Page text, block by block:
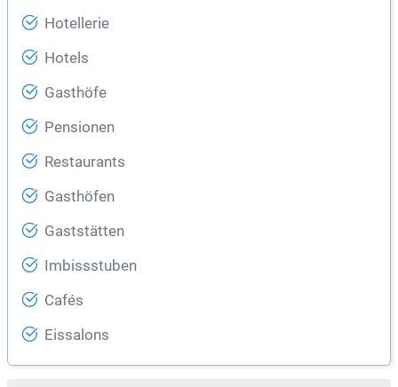
Hotellerie
Hotels
Gasthöfe
Pensionen
Restaurants
Gasthöfen
Gaststätten
Imbissstuben
Cafés
Eissalons